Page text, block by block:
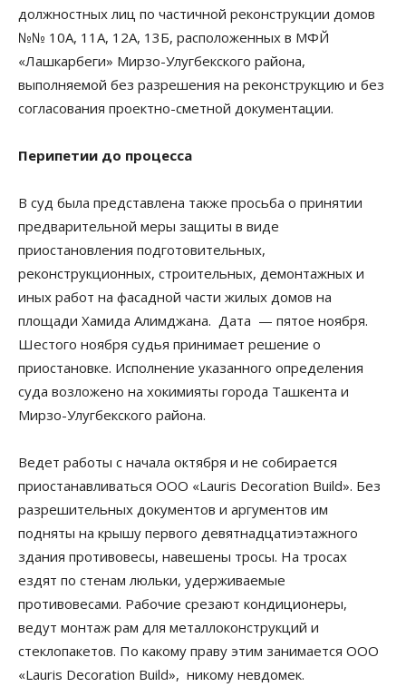
должностных лиц по частичной реконструкции домов
№№ 10А, 11А, 12А, 13Б, расположенных в МФЙ
«Лашкарбеги» Мирзо-Улугбекского района,
выполняемой без разрешения на реконструкцию и без
согласования проектно-сметной документации.
Перипетии до процесса
В суд была представлена также просьба о принятии
предварительной меры защиты в виде
приостановления подготовительных,
реконструкционных, строительных, демонтажных и
иных работ на фасадной части жилых домов на
площади Хамида Алимджана. Дата — пятое ноября.
Шестого ноября судья принимает решение о
приостановке. Исполнение указанного определения
суда возложено на хокимияты города Ташкента и
Мирзо-Улугбекского района.
Ведет работы с начала октября и не собирается
приостанавливаться ООО «Lauris Decoration Build». Без
разрешительных документов и аргументов им
подняты на крышу первого девятнадцатиэтажного
здания противовесы, навешены тросы. На тросах
ездят по стенам люльки, удерживаемые
противовесами. Рабочие срезают кондиционеры,
ведут монтаж рам для металлоконструкций и
стеклопакетов. По какому праву этим занимается ООО
«Lauris Decoration Build», никому невдомек.